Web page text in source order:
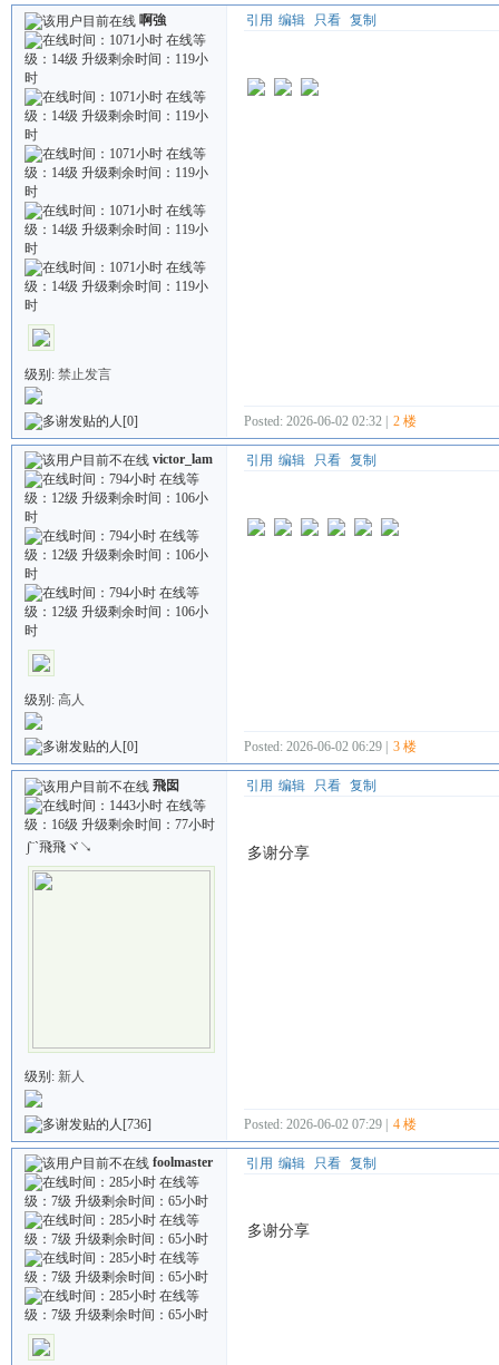
啊強
级别: 禁止发言
[0]
引用 编辑 只看 复制
Posted: 2026-06-02 02:32 | 2 楼
victor_lam
级别: 高人
[0]
引用 编辑 只看 复制
Posted: 2026-06-02 06:29 | 3 楼
飛囡
∫¨`飛飛ヾ↘
级别: 新人
[736]
引用 编辑 只看 复制
多谢分享
Posted: 2026-06-02 07:29 | 4 楼
foolmaster 引用 编辑 只看 复制
多谢分享